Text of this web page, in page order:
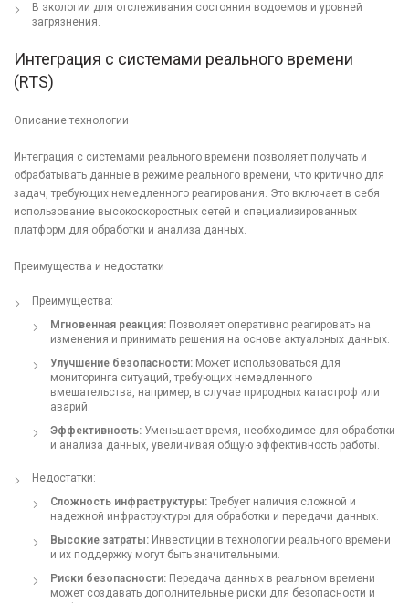
В экологии для отслеживания состояния водоемов и уровней
загрязнения.
Интеграция с системами реального времени
(RTS)
Описание технологии
Интеграция с системами реального времени позволяет получать и
обрабатывать данные в режиме реального времени, что критично для
задач, требующих немедленного реагирования. Это включает в себя
использование высокоскоростных сетей и специализированных
платформ для обработки и анализа данных.
Преимущества и недостатки
Преимущества:
Мгновенная реакция: Позволяет оперативно реагировать на
изменения и принимать решения на основе актуальных данных.
Улучшение безопасности: Может использоваться для
мониторинга ситуаций, требующих немедленного
вмешательства, например, в случае природных катастроф или
аварий.
Эффективность: Уменьшает время, необходимое для обработки
и анализа данных, увеличивая общую эффективность работы.
Недостатки:
Сложность инфраструктуры: Требует наличия сложной и
надежной инфраструктуры для обработки и передачи данных.
Высокие затраты: Инвестиции в технологии реального времени
и их поддержку могут быть значительными.
Риски безопасности: Передача данных в реальном времени
может создавать дополнительные риски для безопасности и